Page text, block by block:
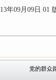
09月09日 01 版
党的群众